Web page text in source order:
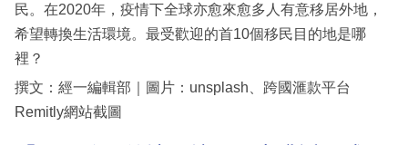
民。在2020年，疫情下全球亦愈來愈多人有意移居外地，
希望轉換生活環境。最受歡迎的首10個移民目的地是哪
裡？
撰文：經一編輯部｜圖片：unsplash、跨國滙款平台
Remitly網站截圖